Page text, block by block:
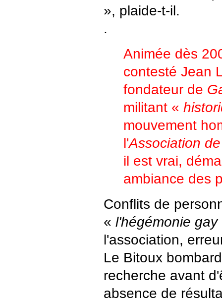
», plaide-t-il.
.
Animée dès
contesté Jean
fondateur de
militant «
mouvement
l'Association
il est vrai,
ambiance des
Conflits de
« l'hégémonie gay
l'association,
Le Bitoux
recherche avant
absence de